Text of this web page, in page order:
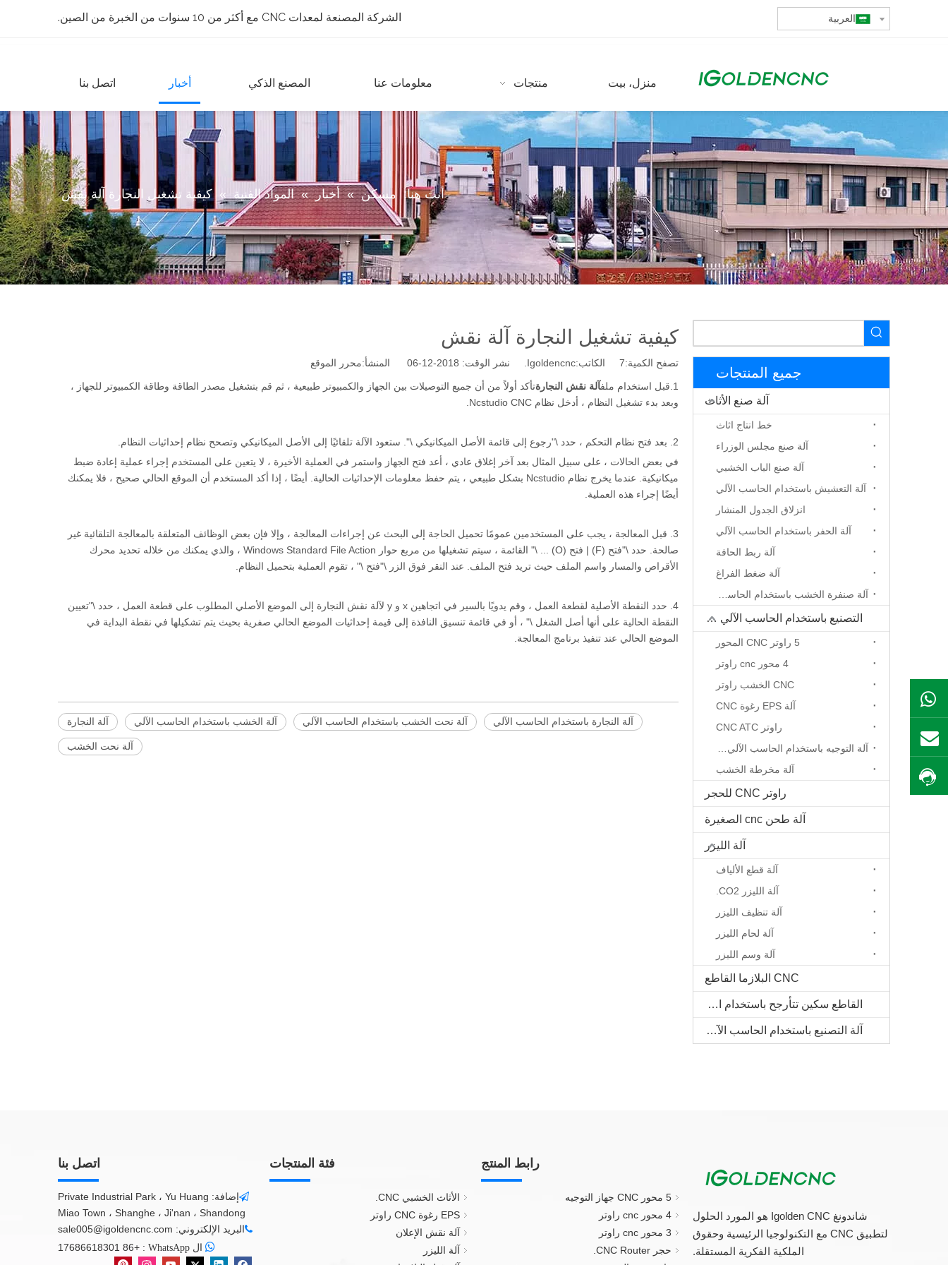
الشركة المصنعة لمعدات CNC مع أكثر من 10 سنوات من الخبرة من الصين. العربية
منزل، بيت منتجات معلومات عنا المصنع الذكي أخبار اتصل بنا
أنت هنا: مسكن » أخبار » المواد الفنية » كيفية تشغيل النجارة آلة نقش
كيفية تشغيل النجارة آلة نقش
تصفح الكمية:7 الكاتب:Igoldencnc. نشر الوقت: 2018-12-06 المنشأ: محرر الموقع
1.قبل استخدام ملف آلة نقش النجارةتأكد أولاً من أن جميع التوصيلات بين الجهاز والكمبيوتر طبيعية ، ثم قم بتشغيل مصدر الطاقة وطاقة الكمبيوتر للجهاز ،
وبعد بدء تشغيل النظام ، أدخل نظام Ncstudio CNC.
2. بعد فتح نظام التحكم ، حدد \"رجوع إلى قائمة الأصل الميكانيكي \". ستعود الآلة تلقائيًا إلى الأصل الميكانيكي وتصحح نظام إحداثيات النظام.
في بعض الحالات ، على سبيل المثال بعد آخر إغلاق عادي ، أعد فتح الجهاز واستمر في العملية الأخيرة ، لا يتعين على المستخدم إجراء عملية إعادة ضبط
ميكانيكية. عندما يخرج نظام Ncstudio بشكل طبيعي ، يتم حفظ معلومات الإحداثيات الحالية. أيضًا ، إذا أكد المستخدم أن الموقع الحالي صحيح ، فلا يمكنك
أيضًا إجراء هذه العملية.
3. قبل المعالجة ، يجب على المستخدمين عمومًا تحميل الحاجة إلى البحث عن إجراءات المعالجة ، وإلا فإن بعض الوظائف المتعلقة بالمعالجة التلقائية غير
صالحة. حدد \"فتح (F) | فتح (O) ... \" القائمة ، سيتم تشغيلها من مربع حوار Windows Standard File Action ، والذي يمكنك من خلاله تحديد محرك
الأقراص والمسار واسم الملف حيث تريد فتح الملف. عند النقر فوق الزر \"فتح \" ، تقوم العملية بتحميل النظام.
4. حدد النقطة الأصلية لقطعة العمل ، وقم يدويًا بالسير في اتجاهين x و y لآلة نقش النجارة إلى الموضع الأصلي المطلوب على قطعة العمل ، حدد \"تعيين
النقطة الحالية على أنها أصل الشغل \" ، أو في قائمة تنسيق النافذة إلى قيمة إحداثيات الموضع الحالي صفرية بحيث يتم تشكيلها في نقطة البداية في
الموضع الحالي عند تنفيذ برنامج المعالجة.
آلة النجارة آلة الخشب باستخدام الحاسب الآلي آلة نحت الخشب باستخدام الحاسب الآلي آلة النجارة باستخدام الحاسب الآلي
آلة نحت الخشب
جميع المنتجات
آلة صنع الأثاث
خط انتاج اثاث
آلة صنع مجلس الوزراء
آلة صنع الباب الخشبي
آلة التعشيش باستخدام الحاسب الآلي
انزلاق الجدول المنشار
آلة الحفر باستخدام الحاسب الآلي
آلة ربط الحافة
آلة ضغط الفراغ
التصنيع باستخدام الحاسب الآلي جهاز التوجيه
5 راوتر CNC المحور
4 محور cnc راوتر
CNC الخشب راوتر
آلة EPS رغوة CNC
راوتر CNC ATC
آلة مخرطة الخشب
راوتر CNC للحجر
آلة طحن cnc الصغيرة
آلة الليزر
آلة قطع الألياف
آلة الليزر CO2.
آلة تنظيف الليزر
آلة لحام الليزر
آلة وسم الليزر
CNC البلازما القاطع
القاطع سكين تتأرجح باستخدام الحاسب الآلي
آلة التصنيع باستخدام الحاسب الآلي الخشب الصلب
شاندونغ Igolden CNC هو المورد الحلول
لتطبيق CNC مع التكنولوجيا الرئيسية وحقوق
الملكية الفكرية المستقلة.
رابط المنتج
5 محور CNC جهاز التوجيه
4 محور cnc راوتر
3 محور cnc راوتر
حجر CNC Router.
فئة المنتجات
الأثاث الخشبي CNC.
EPS رغوة CNC راوتر
آلة نقش الإعلان
آلة الليزر
اتصل بنا

إضافة: Private Industrial Park ، Yu Huang
Miao Town ، Shanghe ، Ji'nan ، Shandong
البريد الإلكتروني: sale005@igoldencnc.com

ال WhatsApp :
+86 17686618301
احصل على السعر